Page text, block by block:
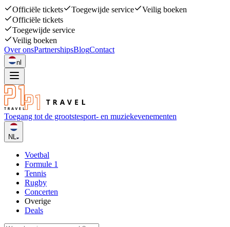
Officiële tickets Toegewijde service
Veilig boeken
Officiële tickets
Toegewijde service
Veilig boeken
Over onsPartnershipsBlogContact
nl
Toegang tot de grootstesport- en muziekevenementen
NL
Voetbal
Formule 1
Tennis
Rugby
Concerten
Overige
Deals